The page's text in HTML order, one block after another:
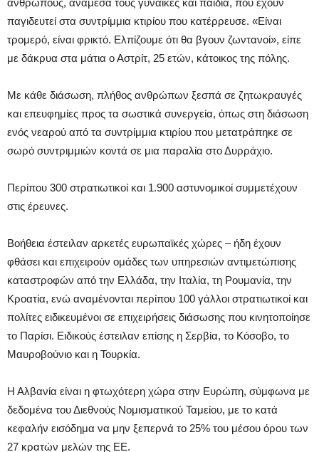
ανθρώπους, ανάμεσά τους γυναίκες και παιδιά, που έχουν
παγιδευτεί στα συντρίμμια κτιρίου που κατέρρευσε. «Είναι
τρομερό, είναι φρικτό. Ελπίζουμε ότι θα βγουν ζωντανοί», είπε
με δάκρυα στα μάτια ο Αστρίτ, 25 ετών, κάτοικος της πόλης.
Με κάθε διάσωση, πλήθος ανθρώπων ξεσπά σε ζητωκραυγές
και επευφημίες προς τα σωστικά συνεργεία, όπως στη διάσωση
ενός νεαρού από τα συντρίμμια κτιρίου που μετατράπηκε σε
σωρό συντριμμιών κοντά σε μια παραλία στο Δυρράχιο.
Περίπου 300 στρατιωτικοί και 1.900 αστυνομικοί συμμετέχουν
στις έρευνες.
Βοήθεια έστειλαν αρκετές ευρωπαϊκές χώρες – ήδη έχουν
φθάσει και επιχειρούν ομάδες των υπηρεσιών αντιμετώπισης
καταστροφών από την Ελλάδα, την Ιταλία, τη Ρουμανία, την
Κροατία, ενώ αναμένονται περίπου 100 γάλλοι στρατιωτικοί και
πολίτες ειδικευμένοι σε επιχειρήσεις διάσωσης που κινητοποίησε
το Παρίσι. Ειδικούς έστειλαν επίσης η Σερβία, το Κόσοβο, το
Μαυροβούνιο και η Τουρκία.
Η Αλβανία είναι η φτωχότερη χώρα στην Ευρώπη, σύμφωνα με
δεδομένα του Διεθνούς Νομισματικού Ταμείου, με το κατά
κεφαλήν εισόδημα να μην ξεπερνά το 25% του μέσου όρου των
27 κρατών μελών της ΕΕ.